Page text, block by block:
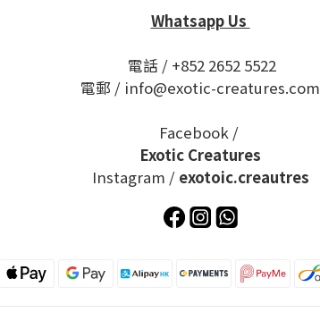
Whatsapp Us
電話 / +852 2652 5522
電郵 / info@exotic-creatures.com
Facebook /
Exotic Creatures
Instagram / exotoic.creautres